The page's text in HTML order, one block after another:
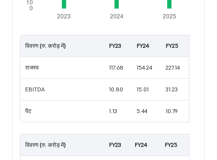
विवरण (रु. करोड़ में) FY23 FY24 FY25
राजस्व 117.68 154.24 227.14
EBITDA 10.80 15.01 31.23
पैट 1.13 5.44 10.79
विवरण (रु. करोड़ में) FY23 FY24 FY25